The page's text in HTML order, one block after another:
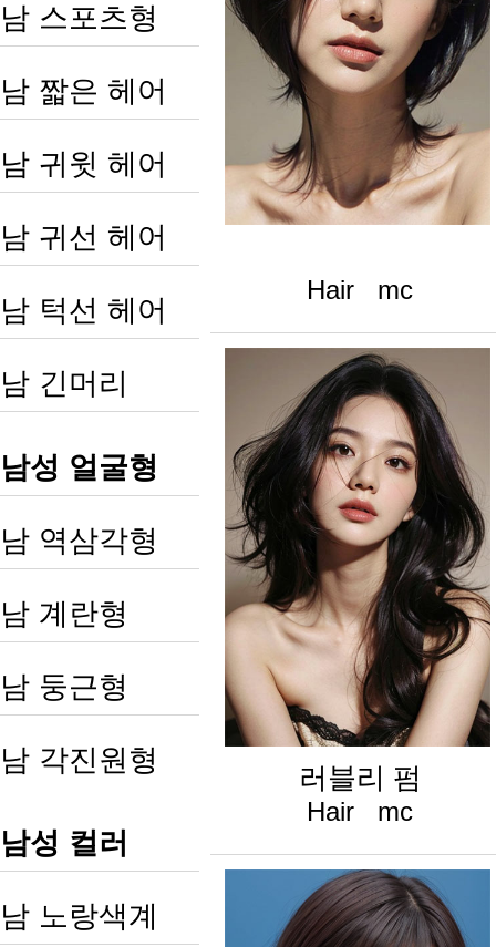
남 스포츠형
남 짧은 헤어
남 귀윗 헤어
남 귀선 헤어
남 턱선 헤어
남 긴머리
남성 얼굴형
남 역삼각형
남 계란형
남 둥근형
남 각진원형
남성 컬러
남 노랑색계
Hair mc
러블리 펌
Hair mc